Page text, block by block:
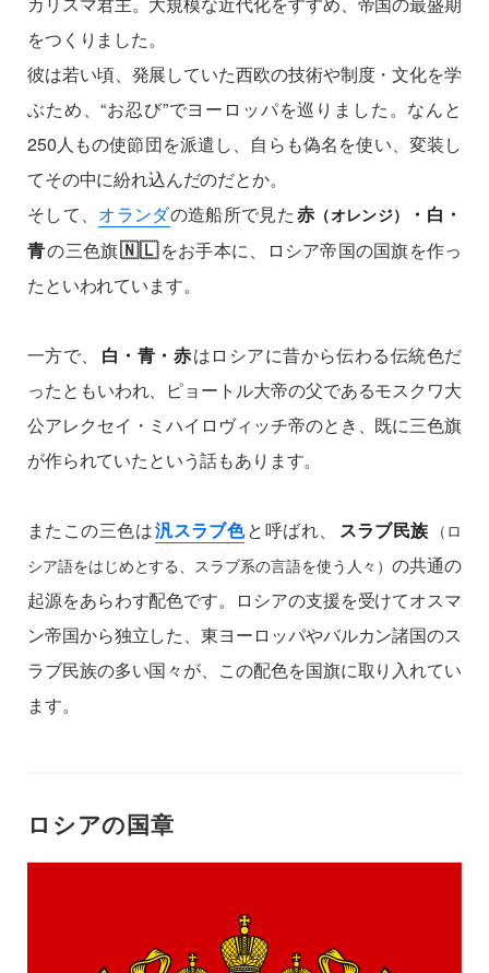
をつくりました。
彼は若い頃、発展していた西欧の技術や制度・文化を学
ぶため、“お忍び”でヨーロッパを巡りました。なんと
250人もの使節団を派遣し、自らも偽名を使い、変装し
てその中に紛れ込んだのだとか。
そして、 オランダの造船所で見た赤 （オレンジ）
・白・
青の三色旗🇳🇱をお手本に、ロシア帝国の国旗を作っ
たといわれています。
一方で、 白・青・赤はロシアに昔から伝わる伝統色だ
ったともいわれ、ピョートル大帝の父であるモスクワ大
公アレクセイ・ミハイロヴィッチ帝のとき、既に三色旗
が作られていたという話もあります。
またこの三色は汎スラブ色と呼ばれ、 スラブ民族 （ロ
シア語をはじめとする、スラブ系の言語を使う人々）の共通の
起源をあらわす配色です。ロシアの支援を受けてオスマ
ン帝国から独立した、東ヨーロッパやバルカン諸国のス
ラブ民族の多い国々が、この配色を国旗に取り入れてい
ます。
ロシアの国章